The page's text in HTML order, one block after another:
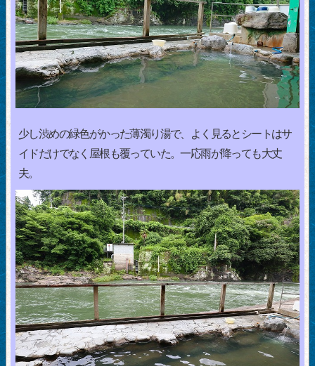
少し渋めの緑色がかった薄濁り湯で、よく見るとシートはサ
イドだけでなく屋根も覆っていた。一応雨が降っても大丈
夫。